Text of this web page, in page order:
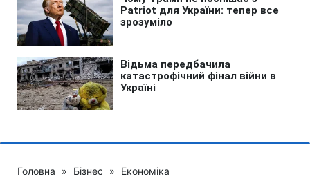
Головна » Бізнес » Економіка